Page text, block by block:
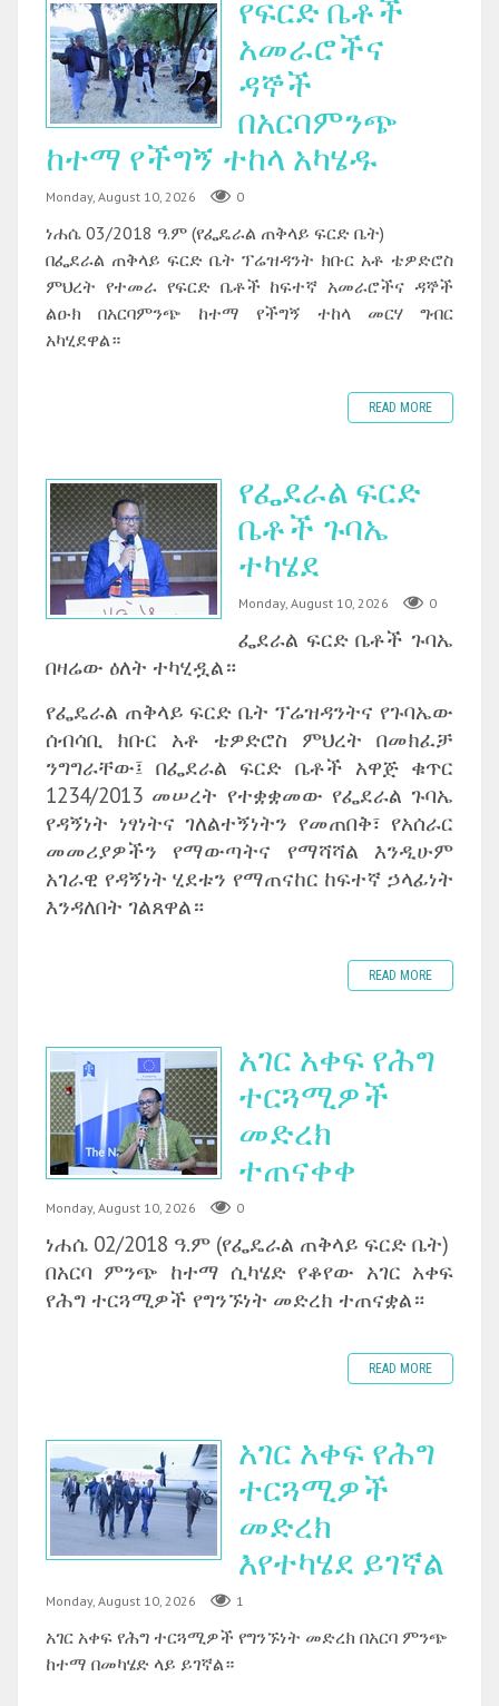
የፍርድ ቤቶች
አመራሮችና
ዳኞች
በአርባምንጭ
ከተማ የችግኝ ተከላ አካሄዱ ‎
Monday, August 10, 2026 0
ነሐሴ 03/2018 ዓ.ም (የፌዴራል ጠቅላይ ፍርድ ቤት)
በፌደራል ጠቅላይ ፍርድ ቤት ፕሬዝዳንት ክቡር አቶ ቴዎድሮስ
ምህረት የተመራ የፍርድ ቤቶች ከፍተኛ አመራሮችና ዳኞች
ልዑክ በአርባምንጭ ከተማ የችግኝ ተከላ መርሃ ግብር
አካሂደዋል።
READ MORE
የፌደራል ፍርድ
ቤቶች ጉባኤ
ተካሄደ
Monday, August 10, 2026 0
ፌደራል ፍርድ ቤቶች ጉባኤ
በዛሬው ዕለት ተካሂዷል።
‎የፌዴራል ጠቅላይ ፍርድ ቤት ፕሬዝዳንትና የጉባኤው
ሰብሳቢ ክቡር አቶ ቴዎድሮስ ምህረት በመክፈቻ
ንግግራቸው፤ በፌደራል ፍርድ ቤቶች አዋጅ ቁጥር
1234/2013 መሠረት የተቋቋመው የፌደራል ጉባኤ
የዳኝነት ነፃነትና ገለልተኝነትን የመጠበቅ፣ የአሰራር
መመሪያዎችን የማውጣትና የማሻሻል እንዲሁም
አገራዊ የዳኝነት ሂደቱን የማጠናከር ከፍተኛ ኃላፊነት
እንዳለበት ገልጸዋል።
READ MORE
አገር አቀፍ የሕግ
ተርጓሚዎች
መድረክ
ተጠናቀቀ
Monday, August 10, 2026 0
ነሐሴ 02/2018 ዓ.ም (የፌዴራል ጠቅላይ ፍርድ ቤት)
‎በአርባ ምንጭ ከተማ ሲካሄድ የቆየው አገር አቀፍ
የሕግ ተርጓሚዎች የግንኙነት መድረክ ተጠናቋል።
READ MORE
አገር አቀፍ የሕግ
ተርጓሚዎች
መድረክ
እየተካሄደ ይገኛል
Monday, August 10, 2026 1
አገር አቀፍ የሕግ ተርጓሚዎች የግንኙነት መድረክ በአርባ ምንጭ
ከተማ በመካሄድ ላይ ይገኛል።